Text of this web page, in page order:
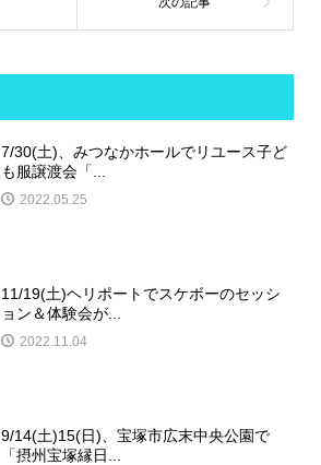
7/30(土)、みつなかホールでリユース子ど
も服譲渡会「...
2022.05.25
11/19(土)ヘリポートでスケボーのセッシ
ョン＆体験会が...
2022.11.04
9/14(土)15(日)、宝塚市広末中央公園で
「摂州宝塚縁日...